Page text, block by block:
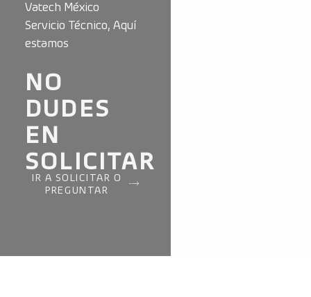
Vatech México
Servicio Técnico, Aquí
estamos
NO
DUDES
EN
SOLICITAR
IR A SOLICITAR O
PREGUNTAR